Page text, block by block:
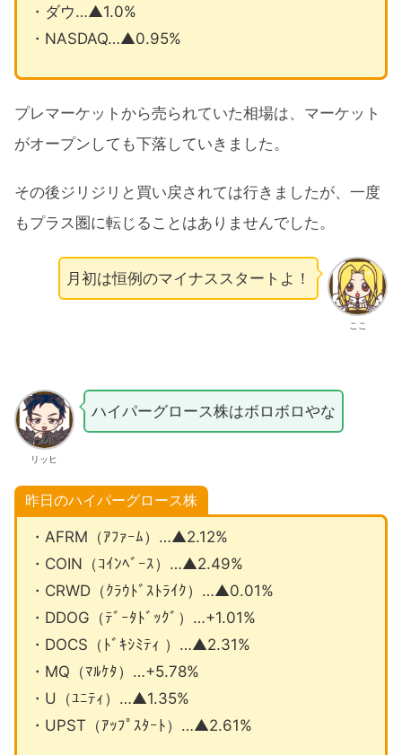
・ダウ…▲1.0%
・NASDAQ…▲0.95%
プレマーケットから売られていた相場は、マーケット
がオープンしても下落していきました。
その後ジリジリと買い戻されては行きましたが、一度
もプラス圏に転じることはありませんでした。
ここ
月初は恒例のマイナススタートよ！
リッヒ
ハイパーグロース株はボロボロやな
昨日のハイパーグロース株
・AFRM（ｱﾌｧｰﾑ）…▲2.12%
・COIN（ｺｲﾝﾍﾞｰｽ）…▲2.49%
・CRWD（ｸﾗｳﾄﾞｽﾄﾗｲｸ）…▲0.01%
・DDOG（ﾃﾞｰﾀﾄﾞｯｸﾞ）…+1.01%
・DOCS（ﾄﾞｷｼﾐﾃｨ ）…▲2.31%
・MQ（ﾏﾙｹﾀ）…+5.78%
・U（ﾕﾆﾃｨ）…▲1.35%
・UPST（ｱｯﾌﾟｽﾀｰﾄ）…▲2.61%